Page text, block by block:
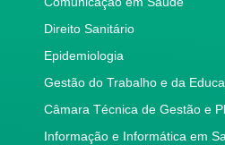
Direito Sanitário
Epidemiologia
Gestão do Trabalho e da
Câmara Técnica de Gestão e
Informação e Informática em